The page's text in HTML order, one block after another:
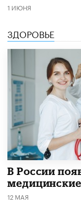
1 ИЮНЯ
ЗДОРОВЬЕ
В России
12 МАЯ